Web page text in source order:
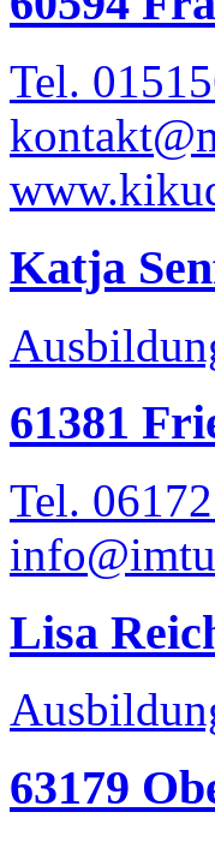
Tel.
Katja
61381
Tel.
Lisa
63179